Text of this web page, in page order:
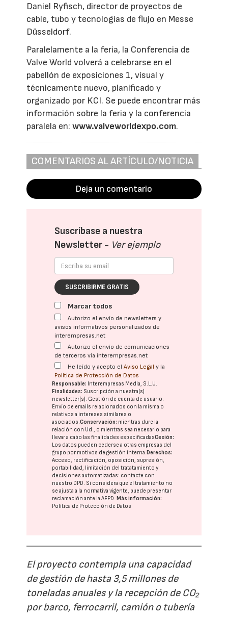
Daniel Ryfisch, director de proyectos de
cable, tubo y tecnologías de flujo en Messe
Düsseldorf.
Paralelamente a la feria, la Conferencia de
Valve World volverá a celebrarse en el
pabellón de exposiciones 1, visual y
técnicamente nuevo, planificado y
organizado por KCI. Se puede encontrar más
información sobre la feria y la conferencia
paralela en:www.valveworldexpo.com.
COMENTARIOS AL ARTÍCULO/NOTICIA
Deja un comentario
Suscríbase a nuestra
Newsletter - Ver ejemplo
SUSCRIBIRME GRATIS
Marcar todos
Autorizo el envío de newsletters y
avisos informativos personalizados de
interempresas.net
Autorizo el envío de comunicaciones
de terceros vía interempresas.net
He leído y acepto elAviso Legal y la
Política de Protección de Datos
Responsable: Interempresas Media, S.L.U.
Finalidades: Suscripción a nuestra(s)
newsletter(s). Gestión de cuenta de usuario.
Envío de emails relacionados con la misma o
relativos a intereses similares o
asociados.Conservación: mientras dure la
relación con Ud., o mientras sea necesario para
llevar a cabo las finalidades especificadasCesión:
Los datos pueden cederse a otras empresas del
grupo por motivos de gestión interna. Derechos:
Acceso, rectificación, oposición, supresión,
portabilidad, limitación del tratatamiento y
decisiones automatizadas: contacte con
nuestro DPD. Si considera que el tratamiento no
se ajusta a la normativa vigente, puede presentar
reclamación ante laAEPD. Más información:
Política de Protección de Datos
El proyecto contempla una capacidad
de gestión de hasta 3,5 millones de
toneladas anuales y la recepción de CO₂
por barco, ferrocarril, camión o tubería